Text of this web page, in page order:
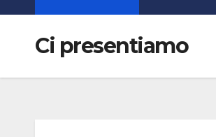
Ci presentiamo